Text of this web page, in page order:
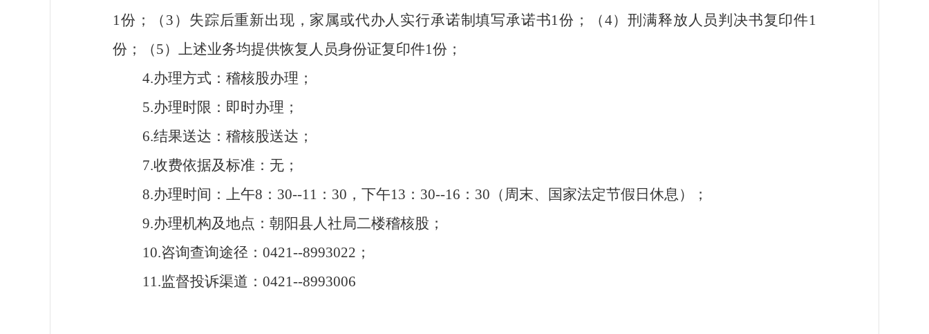
1份；（3）失踪后重新出现，家属或代办人实行承诺制填写承诺书1份；（4）刑满释放人员判决书复印件1
份；（5） 上述业务均提供恢复人员身份证复印件1份；
4.办理方式：稽核股办理；
5.办理时限：即时办理；
6.结果送达：稽核股送达；
7.收费依据及标准：无；
8.办理时间：上午8：30--11：30，下午13：30--16： 30（周末、国家法定节假日休息）；
9.办理机构及地点：朝阳县人社局二楼稽核股；
10.咨询查询途径：0421--8993022；
11.监督投诉渠道：0421--8993006